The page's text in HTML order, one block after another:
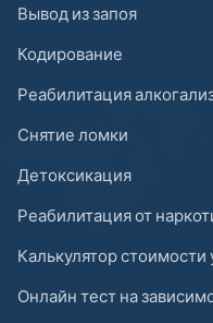
Вывод из запоя
Кодирование
Реабилитация
Снятие ломки
Детоксикация
Реабилитация от
Калькулятор стоимости
Онлайн тест на